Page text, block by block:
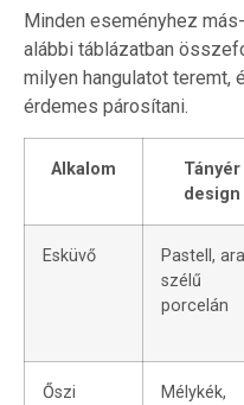
Minden eseményhez
alábbi táblázatban
milyen hangulatot
érdemes párosítani.
Alkalom
Tányér
design
Esküvő
Pastell,
szélű
porcelán
Őszi
Mélykék,